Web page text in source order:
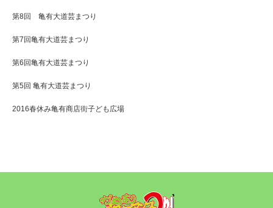
第8回 亀有大道芸まつり
第7回亀有大道芸まつり
第6回亀有大道芸まつり
第5回 亀有大道芸まつり
2016春休み亀有商店街子ども広場